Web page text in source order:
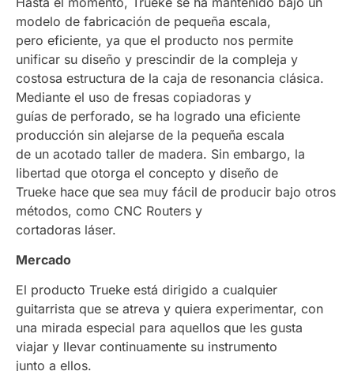
modelo de fabricación de pequeña escala,
pero eficiente, ya que el producto nos permite
unificar su diseño y prescindir de la compleja y
costosa estructura de la caja de resonancia clásica.
Mediante el uso de fresas copiadoras y
guías de perforado, se ha logrado una eficiente
producción sin alejarse de la pequeña escala
de un acotado taller de madera. Sin embargo, la
libertad que otorga el concepto y diseño de
Trueke hace que sea muy fácil de producir bajo otros
métodos, como CNC Routers y
cortadoras láser.
Mercado
El producto Trueke está dirigido a cualquier
guitarrista que se atreva y quiera experimentar, con
una mirada especial para aquellos que les gusta
viajar y llevar continuamente su instrumento
junto a ellos.